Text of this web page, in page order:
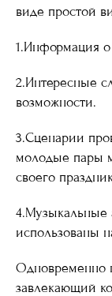
виде простой
1.Информация
2.Интересные
возможности.
3.Сценарии
молодые пары
своего
4.Музыкальные
использованы
Одновременно
завлекающий